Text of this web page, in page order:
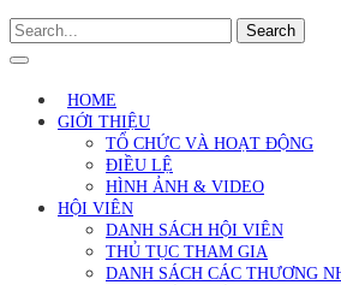
Search
HOME
GIỚI THIỆU
TỔ CHỨC VÀ HOẠT ĐỘNG
ĐIỀU LỆ
HÌNH ẢNH & VIDEO
HỘI VIÊN
DANH SÁCH HỘI VIÊN
THỦ TỤC THAM GIA
DANH SÁCH CÁC THƯƠNG